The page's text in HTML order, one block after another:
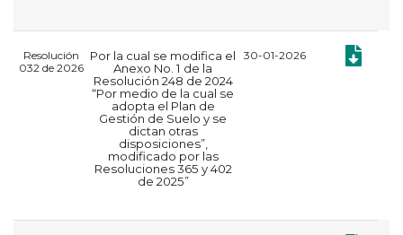
Resolución
032 de 2026
Por la cual se modifica el
Anexo No. 1 de la
Resolución 248 de 2024
“Por medio de la cual se
adopta el Plan de
Gestión de Suelo y se
dictan otras
disposiciones”,
modificado por las
Resoluciones 365 y 402
de 2025”
30-01-2026